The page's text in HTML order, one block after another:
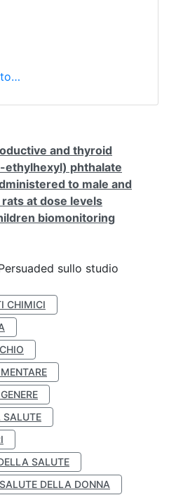
and thyroid
phthalate
to male and
at dose levels
biomonitoring
sullo studio
CHIMICI
SALUTE
SALUTE
SALUTE DELLA DONNA